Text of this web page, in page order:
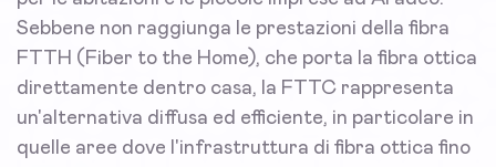
Sebbene non raggiunga le prestazioni della fibra
FTTH (Fiber to the Home), che porta la fibra ottica
direttamente dentro casa, la FTTC rappresenta
un'alternativa diffusa ed efficiente, in particolare in
quelle aree dove l'infrastruttura di fibra ottica fino